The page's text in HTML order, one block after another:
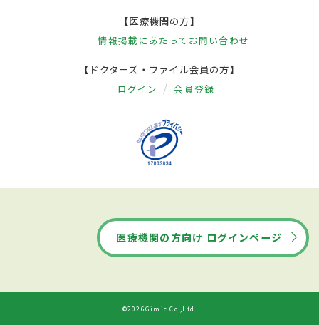
【医療機関の方】
情報掲載にあたって お問い合わせ
【ドクターズ・ファイル会員の方】
ログイン 会員登録
医療機関の方向け ログインページ
©2026Gimic Co.,Ltd.